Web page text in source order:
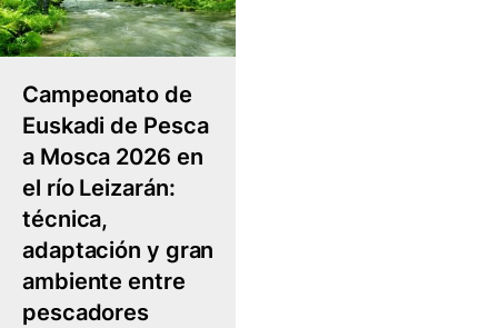
Campeonato de
Euskadi de Pesca
a Mosca 2026 en
el río Leizarán:
técnica,
adaptación y gran
ambiente entre
pescadores